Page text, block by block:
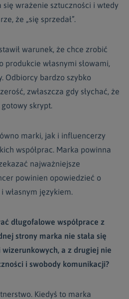
się wrażenie sztuczności i wtedy
że „się sprzedał”.
warunek, że chce zrobić
produkcie własnymi słowami,
Odbiorcy bardzo szybko
zwłaszcza gdy słychać, że
skrypt.
marki, jak i influencerzy
współprac. Marka powinna
najważniejsze
powinien opowiedzieć o
własnym językiem.
długofalowe współprace z
strony marka nie stała się
a z drugiej nie
i swobody komunikacji?
Kiedyś to marka